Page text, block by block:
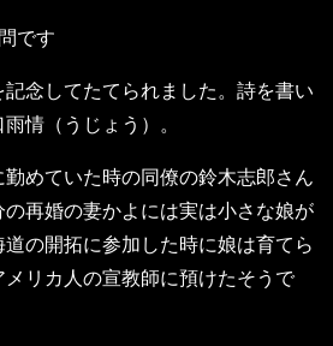
です
念してたてられました。詩を書い
情（うじょう）。
めていた時の同僚の鈴木志郎さん
再婚の妻かよには実は小さな娘が
の開拓に参加した時に娘は育てら
リカ人の宣教師に預けたそうで